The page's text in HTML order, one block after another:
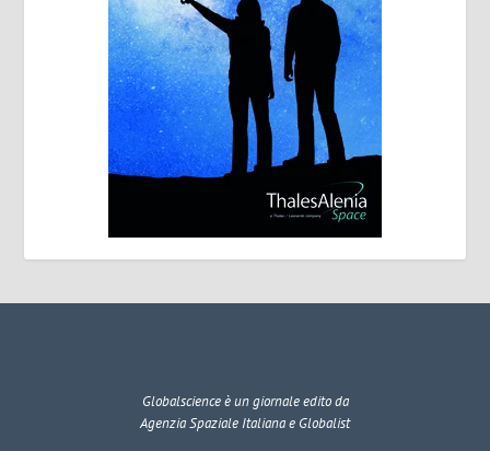
Globalscienceè un giornale edito da
Agenzia Spaziale Italiana e Globalist